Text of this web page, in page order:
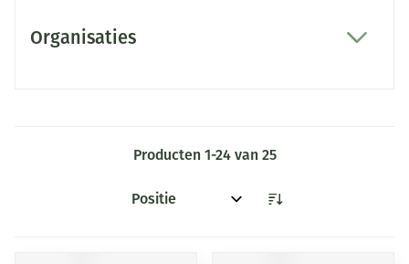
Organisaties
Producten 1-24van 25
Sorteer op: